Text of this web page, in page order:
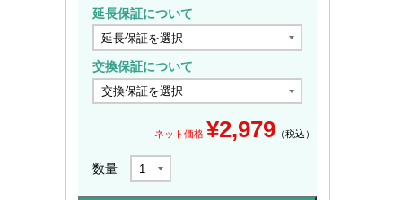
延長保証について
交換保証について
ネット価格 ¥2,979 （税込）
数量